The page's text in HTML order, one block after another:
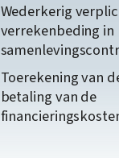
Wederkerig
verrekenbeding in
Toerekening van
betaling van de